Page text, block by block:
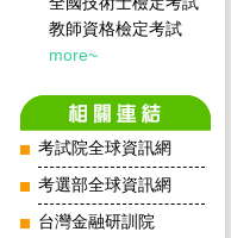
教師資格檢定考試
more~
考試院全球資訊網
考選部全球資訊網
台灣金融研訓院